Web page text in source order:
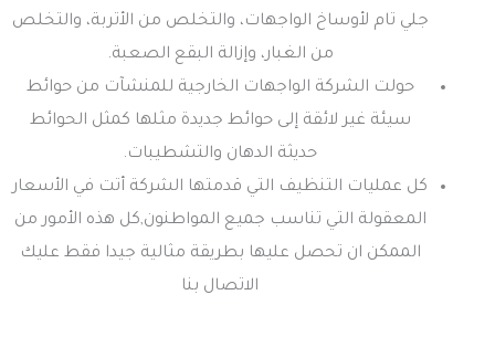
جلي تام لأوساخ الواجهات، والتخلص من الأتربة، والتخلص
من الغبار، وإزالة البقع الصعبة.
حولت الشركة الواجهات الخارجية للمنشآت من حوائط
سيئة غير لائقة إلى حوائط جديدة مثلها كمثل الحوائط
حديثة الدهان والتشطيبات.
كل عمليات التنظيف التي قدمتها الشركة أتت في الأسعار
المعقولة التي تناسب جميع المواطنون,كل هذه الأمور من
الممكن ان تحصل عليها بطريقة مثالية جيدا فقط عليك
الاتصال بنا